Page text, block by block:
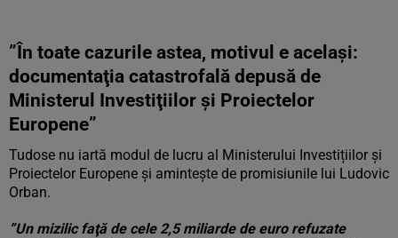
”În toate cazurile astea, motivul e acelaşi:
documentaţia catastrofală depusă de
Ministerul Investiţiilor şi Proiectelor
Europene”
Tudose nu iartă modul de lucru al Ministerului Investițiilor și
Proiectelor Europene și amintește de promisiunile lui Ludovic
Orban.
”Un mizilic faţă de cele 2,5 miliarde de euro refuzate